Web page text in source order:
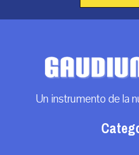
Un instrumento de la